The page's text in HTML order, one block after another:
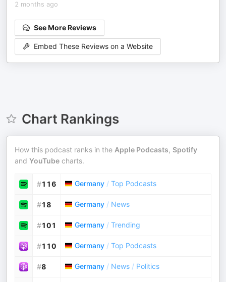
2 months ago
See More Reviews
Embed These Reviews on a Website
Chart Rankings
How this podcast ranks in the Apple Podcasts, Spotify
and YouTube charts.
#116 Germany / Top Podcasts
#18 Germany / News
#101 Germany / Trending
#110 Germany / Top Podcasts
#8 Germany / News / Politics